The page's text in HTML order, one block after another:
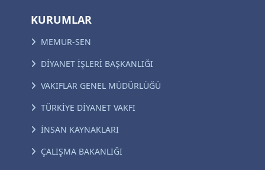
KURUMLAR
MEMUR-SEN
DİYANET İŞLERİ BAŞKANLIĞI
VAKIFLAR GENEL MÜDÜRLÜĞÜ
TÜRKİYE DİYANET VAKFI
İNSAN KAYNAKLARI
ÇALIŞMA BAKANLIĞI